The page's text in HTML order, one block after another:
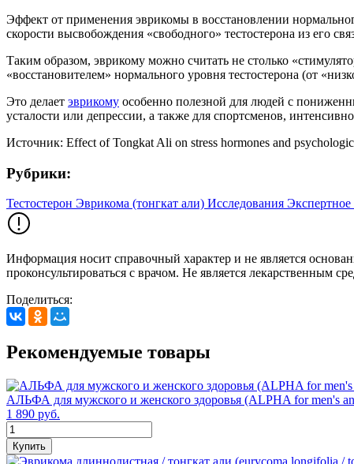
Эффект от применения эврикомы в восстановлении
скорости высвобождения «свободного» тестостерона из его
Таким образом, эврикому можно считать не столько
«восстановителем» нормального уровня тестостерона (от
Это делает эврикому особенно полезной для людей с
усталости или депрессии, а также для спортсменов,
Источник: Effect of Tongkat Ali on stress hormones and
Рубрики:
Тестостерон Эврикома (тонгкат али) Исследования
Информация носит справочный характер и не является
проконсультироваться с врачом. Не является лекарственным
Поделиться:
Рекомендуемые товары
АЛЬФА для мужского и женского здоровья (ALPHA for men's
1 890 руб.
Купить